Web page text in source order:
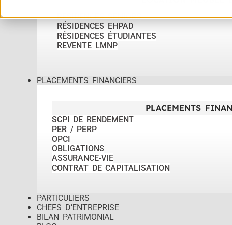
RÉSIDENCES SENIORS
RÉSIDENCES EHPAD
RÉSIDENCES ÉTUDIANTES
REVENTE LMNP
PLACEMENTS FINANCIERS
PLACEMENTS
SCPI DE RENDEMENT
PER / PERP
OPCI
OBLIGATIONS
ASSURANCE-VIE
CONTRAT DE CAPITALISATION
PARTICULIERS
CHEFS D’ENTREPRISE
BILAN PATRIMONIAL